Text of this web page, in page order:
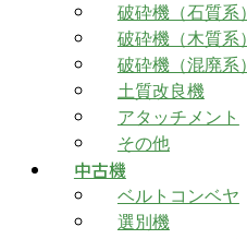
破砕機（石質系）
破砕機（木質系）
破砕機（混廃系）
土質改良機
アタッチメント
その他
中古機
ベルトコンベヤ
選別機